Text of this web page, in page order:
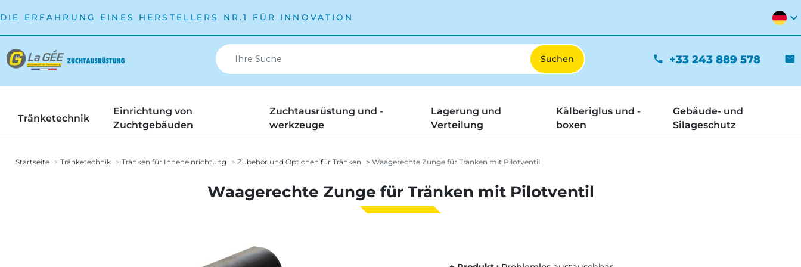
DIE ERFAHRUNG EINES HERSTELLERS NR.1 FÜR INNOVATION expand_more
phone +33 243 889 578 mail
Tränketechnik
Einrichtung von
Zuchtgebäuden
Zuchtausrüstung und -
werkzeuge
Lagerung und
Verteilung
Kälberiglus und -
boxen
Gebäude- und
Silageschutz
Startseite Tränketechnik Tränken für Inneneinrichtung Zubehör und Optionen für Tränken Waagerechte Zunge für Tränken mit Pilotventil
Waagerechte Zunge für Tränken mit Pilotventil